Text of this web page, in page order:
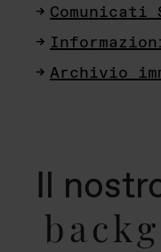
Comunicati
Archivio
Il